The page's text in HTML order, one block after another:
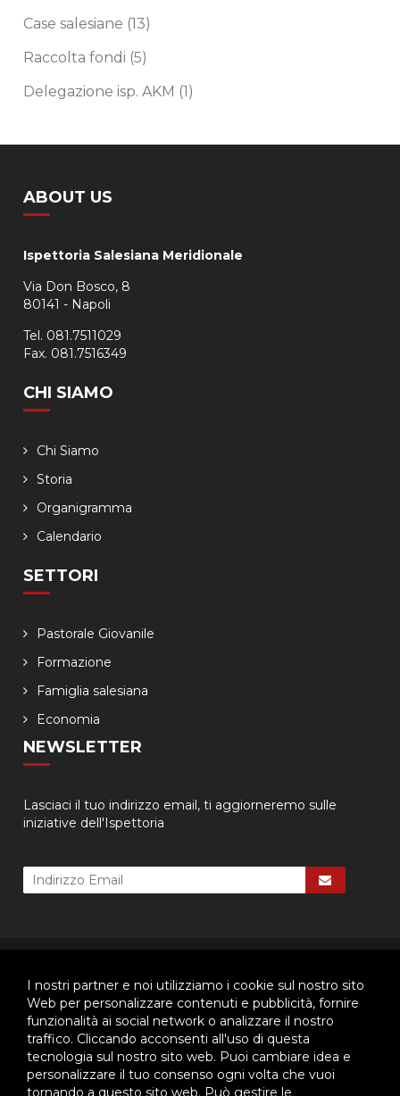
I nostri partner e noi utilizziamo i cookie sul nostro sito
Web per personalizzare contenuti e pubblicità, fornire
funzionalità ai social network o analizzare il nostro
traffico. Cliccando acconsenti all'uso di questa
tecnologia sul nostro sito web. Puoi cambiare idea e
personalizzare il tuo consenso ogni volta che vuoi
tornando a questo sito web. Può gestire le
Case salesiane (13)
Raccolta fondi (5)
Delegazione isp. AKM (1)
ABOUT US
Ispettoria Salesiana Meridionale
Via Don Bosco, 8
80141 - Napoli
Tel. 081.7511029
Fax. 081.7516349
CHI SIAMO
Chi Siamo
Storia
Organigramma
Calendario
SETTORI
Pastorale Giovanile
Formazione
Famiglia salesiana
Economia
NEWSLETTER
Lasciaci il tuo indirizzo email, ti aggiorneremo sulle
iniziative dell'Ispettoria
Questo plugin utilizza cookie per raccogliere dati e cookie di
terze parti per migliorare l'esperienza utente. Per visualizzare il
plugin è necessario dare il consenso.